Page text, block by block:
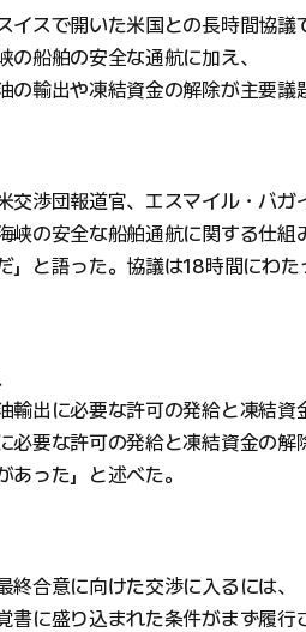
イスで開いた米国との長時間協議
の船舶の安全な通航に加え、
の輸出や凍結資金の解除が主要議
交渉団報道官、エスマイル・バ
峡の安全な船舶通航に関する仕
」と語った。協議は18時間にわた
輸出に必要な許可の発給と凍結資
必要な許可の発給と凍結資金の
あった」と述べた。
終合意に向けた交渉に入るには、
書に盛り込まれた条件がまず履